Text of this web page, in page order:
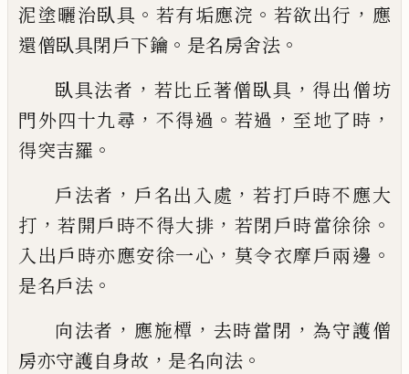
泥塗曬治臥具 。 若有垢應浣 。 若欲出行 ， 應
還僧臥具閉戶下鑰 。 是名房舍法 。
臥具法者 ， 若比丘著僧臥具 ， 得出僧坊
門外四十九尋 ， 不得過 。 若過 ， 至地了時 ，
得突吉羅 。
戶法者 ， 戶名出入處 ，若打戶時不應大
打 ，若開戶時不得大排 ， 若閉戶時當徐徐 。
入出戶時亦應安徐一心 ， 莫令衣摩戶兩邊 。
是名戶法 。
向法者 ， 應施橝 ， 去時當閉 ， 為守護僧
房亦守護自身故 ， 是名向法 。